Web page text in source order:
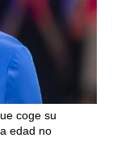
coge su
edad no